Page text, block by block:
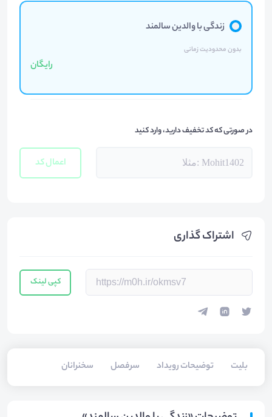
اشتراک گذاری
کپی لینک
بلیت‌ توضیحات رویداد سرفصل سخنرانان
زندگی با والدین سالمند
بدون محدودیت زمانی
رایگان
در صورتی که کد تخفیف دارید، وارد کنید
اعمال کد